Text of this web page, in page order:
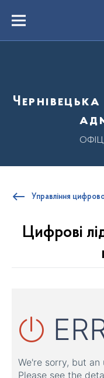
вмістуMenu
Управління
Цифрові